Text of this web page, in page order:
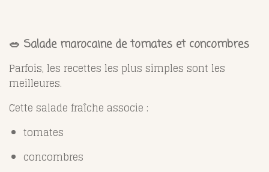
🥗 Salade marocaine de tomates et concombres
Parfois, les recettes les plus simples sont les
meilleures.
Cette salade fraîche associe :
tomates
concombres